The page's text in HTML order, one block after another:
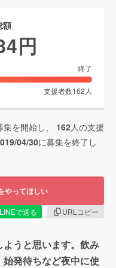
額
円
終了
支援者数162 人
集を開始し、 162人の支援
04/30に募集を終了し
やってほしい
LINEで送る
URLコピー
うと思います。飲み
発待ちなど夜中に使